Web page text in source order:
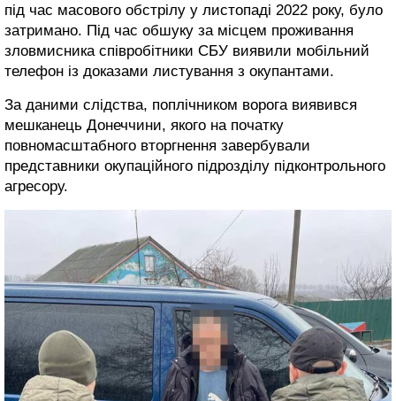
під час масового обстрілу у листопаді 2022 року, було
затримано. Під час обшуку за місцем проживання
зловмисника співробітники СБУ виявили мобільний
телефон із доказами листування з окупантами.
За даними слідства, поплічником ворога виявився
мешканець Донеччини, якого на початку
повномасштабного вторгнення завербували
представники окупаційного підрозділу підконтрольного
агресору.